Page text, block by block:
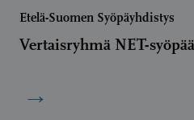
Etelä-Suomen Syöpäyhdistys
Vertaisryhmä NET-
→